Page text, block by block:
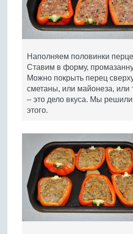
Наполняем половинки
Ставим в форму,
Можно покрыть перец
сметаны, или майонеза, или
– это дело вкуса. Мы решили
этого.